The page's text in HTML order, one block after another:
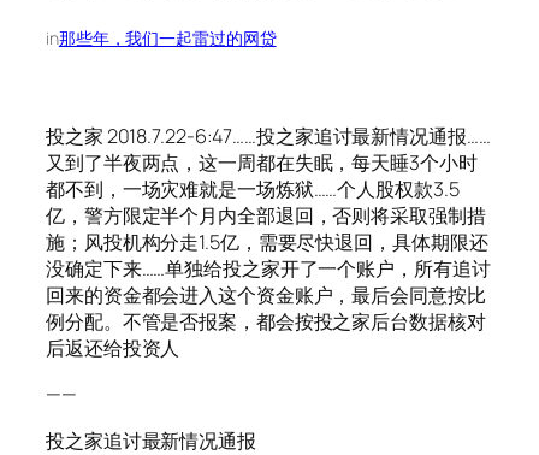
in那些年，我们一起雷过的网贷
投之家 2018.7.22-6:47……投之家追讨最新情况通报……
又到了半夜两点，这一周都在失眠，每天睡3个小时
都不到，一场灾难就是一场炼狱……个人股权款3.5
亿，警方限定半个月内全部退回，否则将采取强制措
施；风投机构分走1.5亿，需要尽快退回，具体期限还
没确定下来……单独给投之家开了一个账户，所有追讨
回来的资金都会进入这个资金账户，最后会同意按比
例分配。不管是否报案，都会按投之家后台数据核对
后返还给投资人
——
投之家追讨最新情况通报